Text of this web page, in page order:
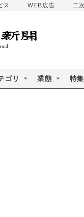
ス WEB広告 二
ゴリ 業態 特集